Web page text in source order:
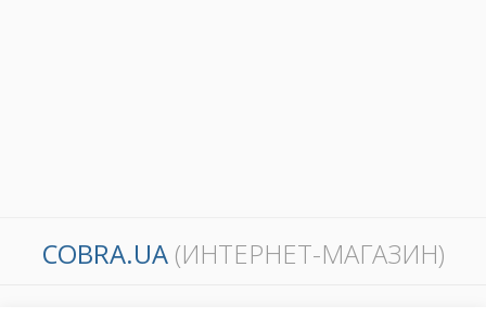
COBRA.UA (ИНТЕРНЕТ-МАГАЗИН)